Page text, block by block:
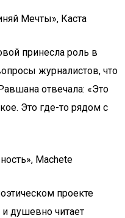
Мечты», Каста
принесла роль в
журналистов, что
отвечала: «Это
Это где-то рядом с
Machete
проекте
и душевно читает